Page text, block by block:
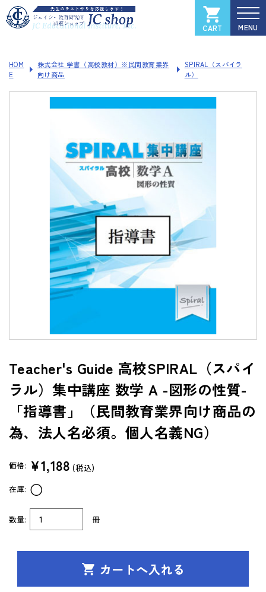
CART
全国大学入試過去問データベース
ソフトウェアご登録フォーム
製品サポートページ
よくあるご質問（FAQ）
アップグレード版
（DVD-ROM簡易パッケージ）
アップグレード版
（ダウンロード）
製品サポートページ
よくあるご質問（FAQ）
株式会社 学書
HOM
E
株式会社 学書（高校教材）※民間教育業界
向け商品
SPIRAL（スパイラ
ル）
Teacher's Guide 高校SPIRAL（スパイ
ラル）集中講座 数学 A -図形の性質-
「指導書」（民間教育業界向け商品の
為、法人名必須。個人名義NG）
価格: ¥1,188 (税込)
数量: 冊
在庫: ○